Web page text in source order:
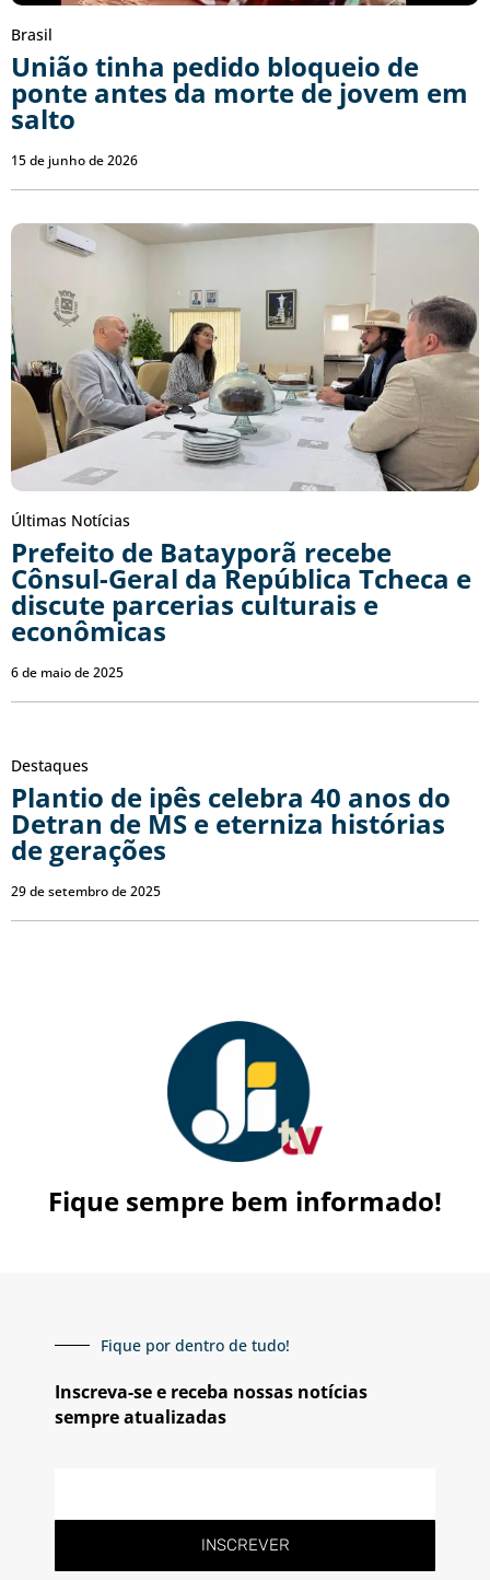
Brasil
União tinha pedido bloqueio de
ponte antes da morte de jovem em
salto
15 de junho de 2026
Últimas Notícias
Prefeito de Batayporã recebe
Cônsul-Geral da República Tcheca e
discute parcerias culturais e
econômicas
6 de maio de 2025
Destaques
Plantio de ipês celebra 40 anos do
Detran de MS e eterniza histórias
de gerações
29 de setembro de 2025
Fique sempre bem informado!
Fique por dentro de tudo!
Inscreva-se e receba nossas notícias
sempre atualizadas
INSCREVER